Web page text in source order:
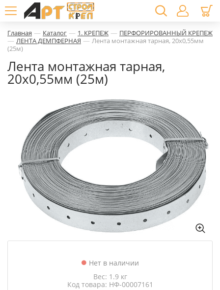
Главная — Каталог — 1. КРЕПЕЖ — ПЕРФОРИРОВАННЫЙ КРЕПЕЖ
— ЛЕНТА ДЕМПФЕРНАЯ — Лента монтажная тарная, 20х0,55мм
(25м)
Лента монтажная тарная,
20х0,55мм (25м)
Нет в наличии
Вес: 1.9 кг
Код товара: НФ-00007161